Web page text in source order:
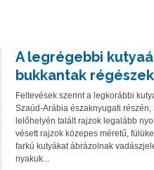
A legrégebbi
bukkantak
Feltevések szerint a legkorábbi
Szaúd-Arábia északnyugati részén,
lelőhelyén talált rajzok legalább
vésett rajzok közepes méretű,
farkú kutyákat ábrázolnak
nyakuk...